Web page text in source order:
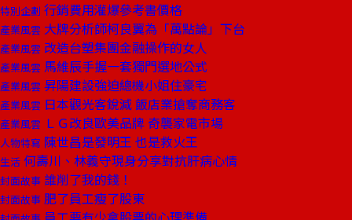
特別企劃 行銷費用灌爆參考書價格
產業風雲 大牌分析師柯良翼為「萬點論」下台
產業風雲 改造台塑集團金融操作的女人
產業風雲 馬維辰手握一套獨門選地公式
產業風雲 昇陽建設強迫總機小姐住豪宅
產業風雲 日本觀光客銳減 飯店業搶奪商務客
產業風雲 ＬＧ改良歐美品牌 奇襲家電市場
人物特寫 陳世昌是發明王 也是救火王
生活 何壽川、林義守現身分享對抗肝病心情
封面故事 誰削了我的錢！
封面故事 肥了員工瘦了股東